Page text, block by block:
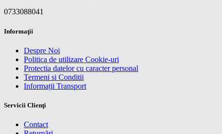
0733088041
Informaţii
Despre Noi
Politica de utilizare Cookie-uri
Protectia datelor cu caracter personal
Termeni si Conditii
Informații Transport
Servicii Clienţi
Contact